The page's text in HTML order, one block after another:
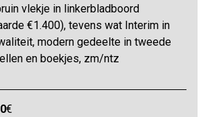
vlekje in linkerbladboord
€1.400), tevens wat Interim in
modern gedeelte in tweede
en boekjes, zm/ntz
€